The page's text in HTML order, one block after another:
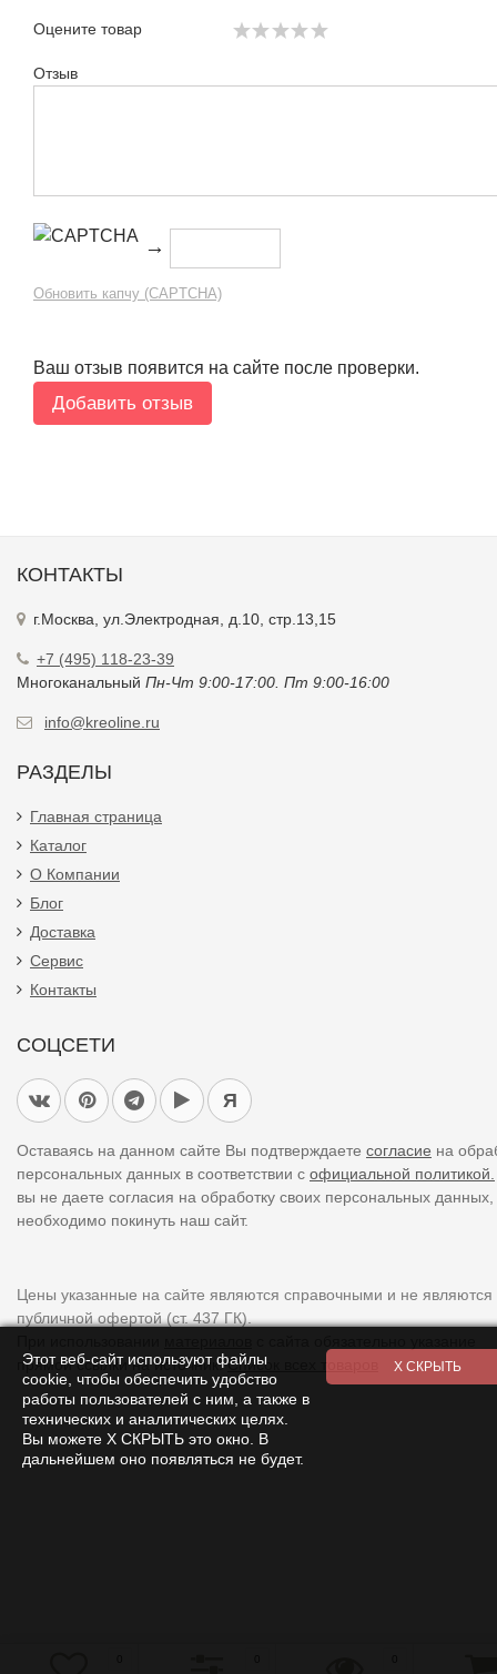
Оцените товар
Отзыв
→
Обновить капчу (CAPTCHA)
Ваш отзыв появится на сайте после проверки.
КОНТАКТЫ
г.Москва, ул.Электродная, д.10, стр.13,15
+7 (495) 118-23-39
Многоканальный Пн-Чт 9:00-17:00. Пт 9:00-16:00
info@kreoline.ru
РАЗДЕЛЫ
Главная страница
Каталог
О Компании
Блог
Доставка
Сервис
Контакты
СОЦСЕТИ
Я
Оставаясь на данном сайте Вы подтверждаете согласие на
персональных данных в соответствии с официальной политикой.
вы не даете согласия на обработку своих персональных
необходимо покинуть наш сайт.
Цены указанные на сайте являются справочными и не являются
публичной офертой (ст. 437 ГК).
прямой ссылки на источник.Список всех товаров
Этот веб-сайт используют файлы
cookie, чтобы обеспечить удобство
работы пользователей с ним, а также в
технических и аналитических целях.
Вы можете Х СКРЫТЬ это окно. В
дальнейшем оно появляться не будет.